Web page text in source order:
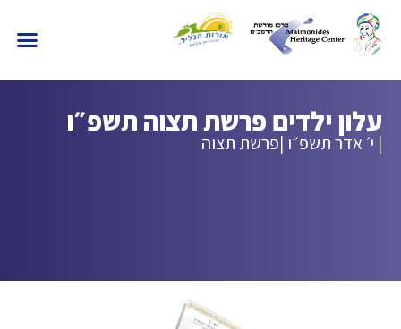
עלון ילדים פרשת תצוה תשפ״ו
| י׳ אדר תשפ״ו |פרשת תצוה